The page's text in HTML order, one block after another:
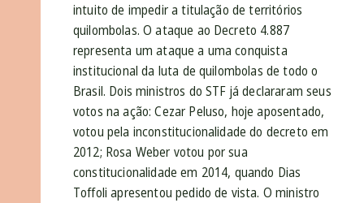
intuito de impedir a titulação de territórios
quilombolas. O ataque ao Decreto 4.887
representa um ataque a uma conquista
institucional da luta de quilombolas de todo o
Brasil. Dois ministros do STF já declararam seus
votos na ação: Cezar Peluso, hoje aposentado,
votou pela inconstitucionalidade do decreto em
2012; Rosa Weber votou por sua
constitucionalidade em 2014, quando Dias
Toffoli apresentou pedido de vista. O ministro